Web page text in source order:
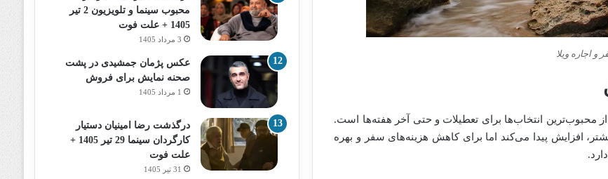
و اجاره ویلا
محبوب‌ترین انتخاب‌ها برای تعطیلات و حتی آخر هفته‌ها است.
افزایش پیدا می‌کند اما برای کاهش هزینه‌های سفر و بهره
محبوب سینما و تلویزیون 2 تیر
1405 + علت فوت
3 مرداد 1405
عکس پژمان جمشیدی در پشت
صحنه نمایش برای فروش
1 مرداد 1405
درگذشت رضا امینیان دستیار
کارگردان سینما 29 تیر 1405 +
علت فوت
31 تیر 1405